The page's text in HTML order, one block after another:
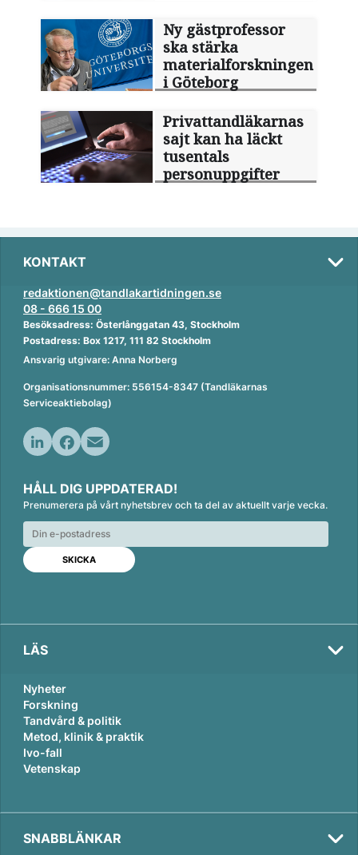
Ny gästprofessor
ska stärka
materialforskningen
i Göteborg
Privattandläkarnas
sajt kan ha läckt
tusentals
personuppgifter
KONTAKT
redaktionen@tandlakartidningen.se
08 - 666 15 00
Besöksadress: Österlånggatan 43, Stockholm
Postadress: Box 1217, 111 82 Stockholm
Ansvarig utgivare: Anna Norberg
Organisationsnummer: 556154-8347 (Tandläkarnas
Serviceaktiebolag)
n
k
e
d
n
c
e
b
o
o
k
a
i
l
HÅLL DIG UPPDATERAD!
Prenumerera på vårt nyhetsbrev och ta del av aktuellt varje vecka.
LÄS
Nyheter
Forskning
Tandvård & politik
Metod, klinik & praktik
Ivo-fall
Vetenskap
SNABBLÄNKAR